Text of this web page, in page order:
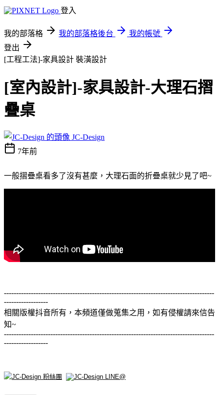
登入
我的部落格 我的部落格後台
我的帳號
登出
[工程工法]-家具設計 裝潢設計
[室內設計]-家具設計-大理石摺
疊桌
JC-Design
7年前
一般摺疊桌看多了沒有甚麼，大理石面的折疊桌就少見了吧~
--------------------------------------------------------------------------------------
------------------
相關版權抖音所有，本頻道僅做蒐集之用，如有侵權請來信告
知~
--------------------------------------------------------------------------------------
------------------